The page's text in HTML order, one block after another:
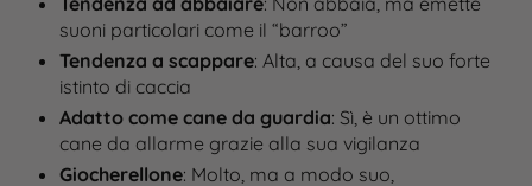
suoni particolari come il “barroo”
Tendenza a scappare: Alta, a causa del suo forte
istinto di caccia
Adatto come cane da guardia: Sì, è un ottimo
cane da allarme grazie alla sua vigilanza
Giocherellone: Molto, ma a modo suo,